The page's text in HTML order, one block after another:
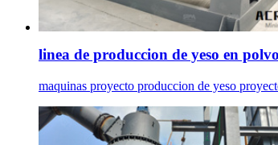
linea de produccion de yeso en
maquinas proyecto produccion de yeso